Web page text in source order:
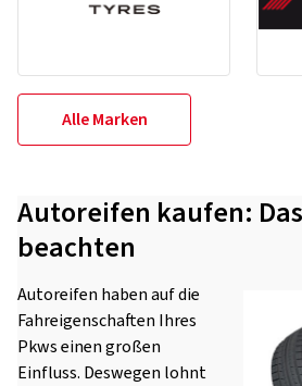
Alle Marken
Autoreifen kaufen:
beachten
Autoreifen haben auf die
Fahreigenschaften Ihres
Pkws einen großen
Einfluss. Deswegen lohnt